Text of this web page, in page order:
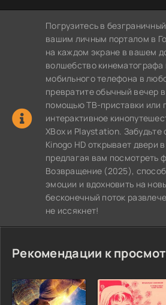
Погрузитесь в
вашим личным порталом в
на каждом экране в вашем
волшебство кинематографа
мобильного телефона в
превратите обычный вечер
помощью ТВ-приставки или
интерактивное
XBox и Playstation. Забудьте
Kinogo HD открывает двери
предлагая вам посмотреть
Возвращение (2025),
эмоции и вдохновить на
бесконечный поток
не иссякнет!
Рекомендации к